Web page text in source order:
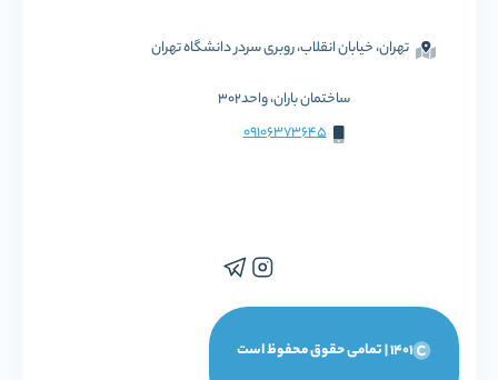
تهران، خیابان انقلاب، روبری سردر دانشگاه تهران
ساختمان باران، واحد302
09106373645
1401 | تمامی حقوق محفوظ است